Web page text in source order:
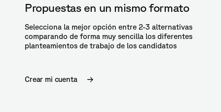
Propuestas en un mismo formato
Selecciona la mejor opción entre 2-3 alternativas
comparando de forma muy sencilla los diferentes
planteamientos de trabajo de los candidatos
Crear mi cuenta